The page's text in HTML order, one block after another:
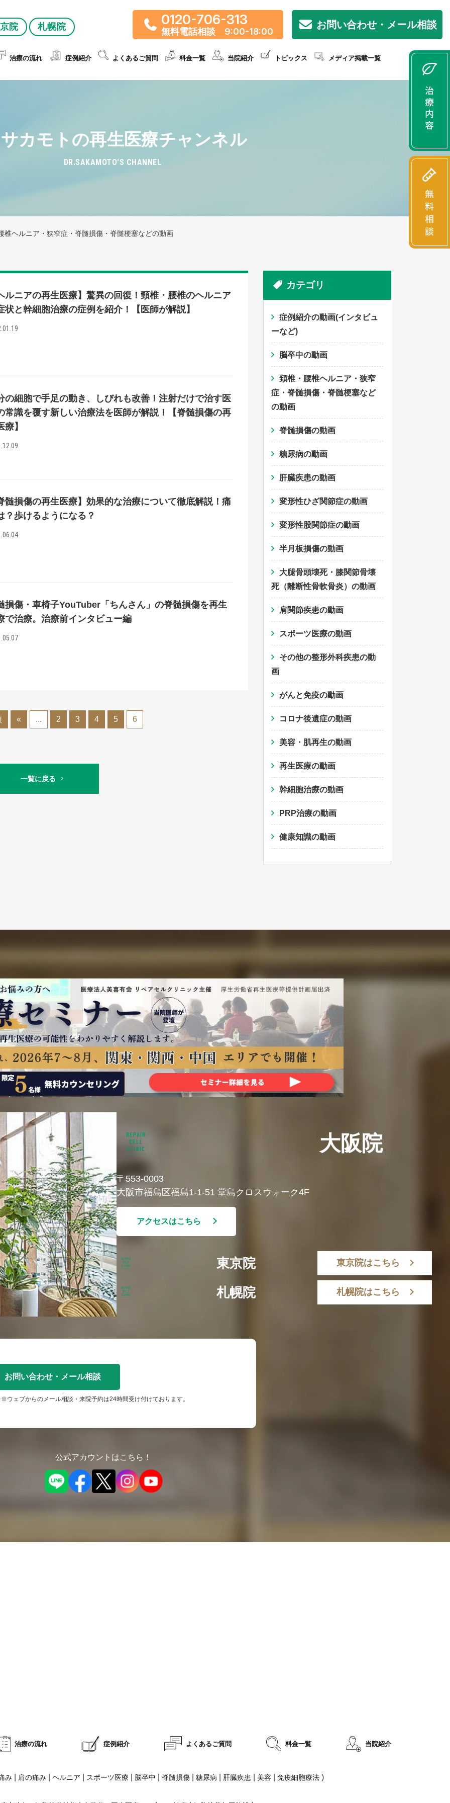
院 札幌院 0120-706-313
無料電話相談 9:00-18:00
お問い合わせ・メール相談
治療の流れ 症例紹介 よくあるご質問 料金一覧 当院紹介 トピックス メディア掲載一覧
カモトの再生医療チャンネル
DR.SAKAMOTO'S CHANNEL
椎ヘルニア・狭窄症・脊髄損傷・脊髄梗塞などの動画
ルニアの再生医療】驚異の回復！頸椎・腰椎のヘルニア
状と幹細胞治療の症例を紹介！【医師が解説】
の細胞で手足の動き、しびれも改善！注射だけで治す医
常識を覆す新しい治療法を医師が解説！【脊髄損傷の再
療】
髄損傷の再生医療】効果的な治療について徹底解説！痛
？歩けるようになる？
損傷・車椅子YouTuber「ちんさん」の脊髄損傷を再生
で治療。治療前インタビュー編
« ... 2 3 4 5 6
一覧に戻る
カテゴリ
症例紹介の動画(インタビュ
ーなど)
脳卒中の動画
頚椎・腰椎ヘルニア・狭窄
症・脊髄損傷・脊髄梗塞など
の動画
脊髄損傷の動画
糖尿病の動画
肝臓疾患の動画
変形性ひざ関節症の動画
変形性股関節症の動画
半月板損傷の動画
大腿骨頭壊死・膝関節骨壊
死（離断性骨軟骨炎）の動画
肩関節疾患の動画
スポーツ医療の動画
その他の整形外科疾患の動
画
がんと免疫の動画
コロナ後遺症の動画
美容・肌再生の動画
再生医療の動画
幹細胞治療の動画
PRP治療の動画
健康知識の動画
大阪院
〒553-0003
大阪市福島区福島1-1-51 堂島クロスウォーク4F
アクセスはこちら
東京院 東京院はこちら
札幌院 札幌院はこちら
お問い合わせ・メール相談
※ウェブからのメール相談・来院予約は24時間受け付けております。
公式アカウントはこちら！
治療の流れ 症例紹介 よくあるご質問 料金一覧 当院紹介
み 肩の痛み ヘルニア スポーツ医療 脳卒中 脊髄損傷 糖尿病 肝臓疾患 美容 免疫細胞療法 )